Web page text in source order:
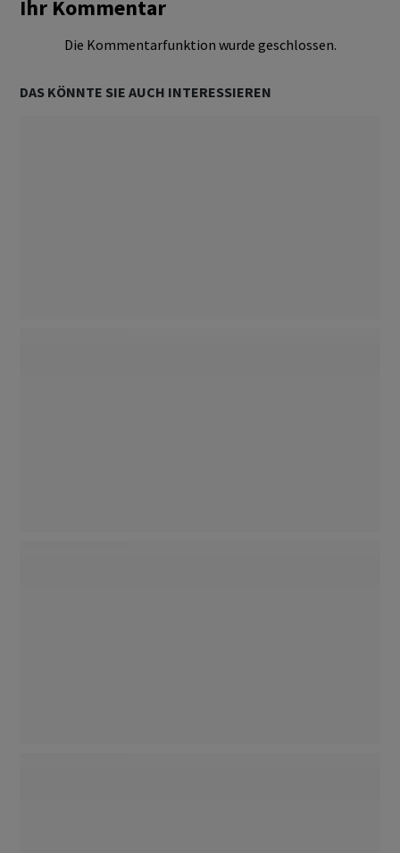
Ihr Kommentar
Die Kommentarfunktion wurde geschlossen.
DAS KÖNNTE SIE AUCH INTERESSIEREN